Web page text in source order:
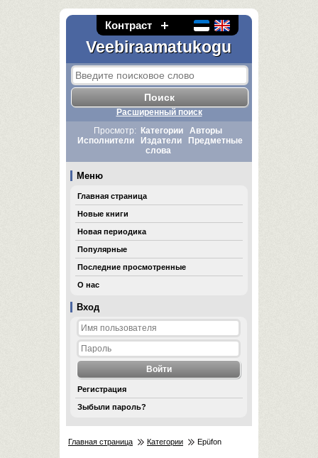
Контраст
Veebiraamatukogu
Вход
Регистрация
Зыбыли пароль?
Расширенный поиск
Просмотр:
Категории
Авторы
Исполнители
Издатели
Предметные
слова
Меню
Главная страница
Новые книги
Новая периодика
Популярные
Последние просмотренные
О нас
Главная страница Категории Epüfon